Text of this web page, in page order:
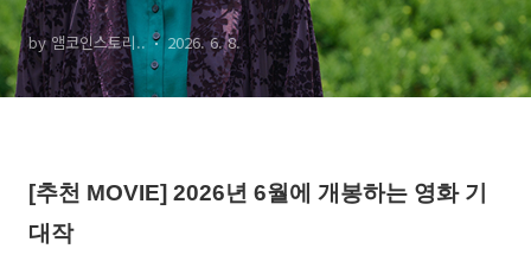
by 앰코인스토리.. 2026. 6. 8.
[추천 MOVIE] 2026년 6월에 개봉하는 영화 기
대작